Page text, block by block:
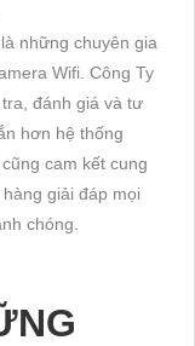
những chuyên gia
Wifi. Công Ty
đánh giá và tư
hơn hệ thống
cam kết cung
giải đáp mọi
chóng.